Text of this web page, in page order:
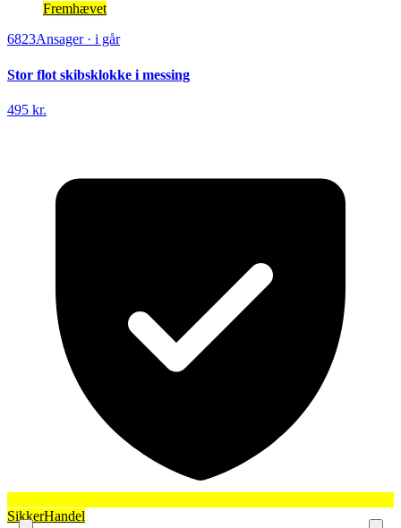
Fremhævet
6823Ansager· i går
Stor flot skibsklokke i messing
495 kr.
SikkerHandel